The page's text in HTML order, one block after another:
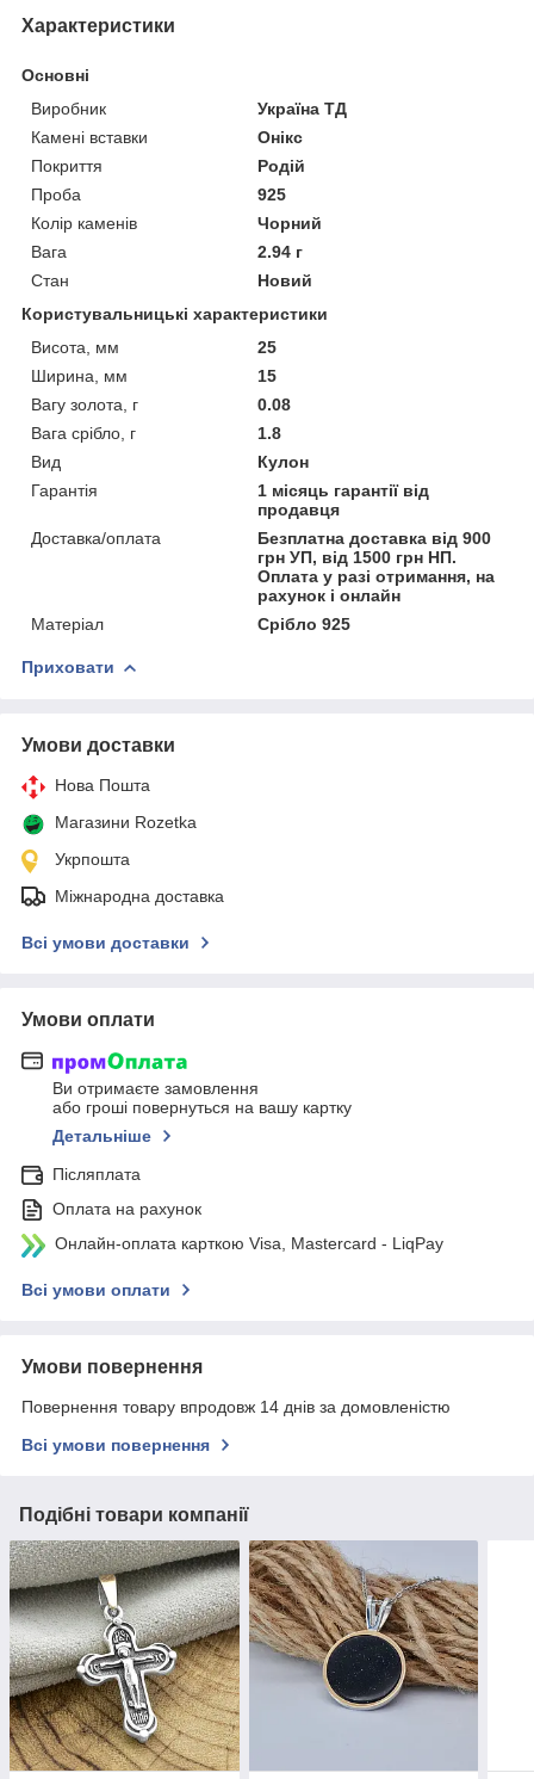
Характеристики
Основні
Виробник
Україна ТД
Камені вставки
Онікс
Покриття
Родій
Проба
925
Колір каменів
Чорний
Вага
2.94 г
Стан
Новий
Користувальницькі характеристики
Висота, мм
25
Ширина, мм
15
Вагу золота, г
0.08
Вага срібло, г
1.8
Вид
Кулон
Гарантія
1 місяць гарантії від
продавця
Доставка/оплата
Безплатна доставка від 900
грн УП, від 1500 грн НП.
Оплата у разі отримання, на
рахунок і онлайн
Матеріал
Срібло 925
Приховати
Умови доставки
Нова Пошта
Магазини Rozetka
Укрпошта
Міжнародна доставка
Всі умови доставки
Умови оплати
Ви отримаєте замовлення
або гроші повернуться на вашу картку
Детальніше
Післяплата
Оплата на рахунок
Онлайн-оплата карткою Visa, Mastercard - LiqPay
Всі умови оплати
Умови повернення
Повернення товару впродовж 14 днів за домовленістю
Всі умови повернення
Подібні товари компанії